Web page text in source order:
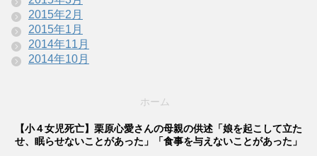
2015年2月
2015年1月
2014年11月
2014年10月
ホーム
【小４女児死亡】栗原心愛さんの母親の供述「娘を起こして立た
せ、眠らせないことがあった」「食事を与えないことがあった」